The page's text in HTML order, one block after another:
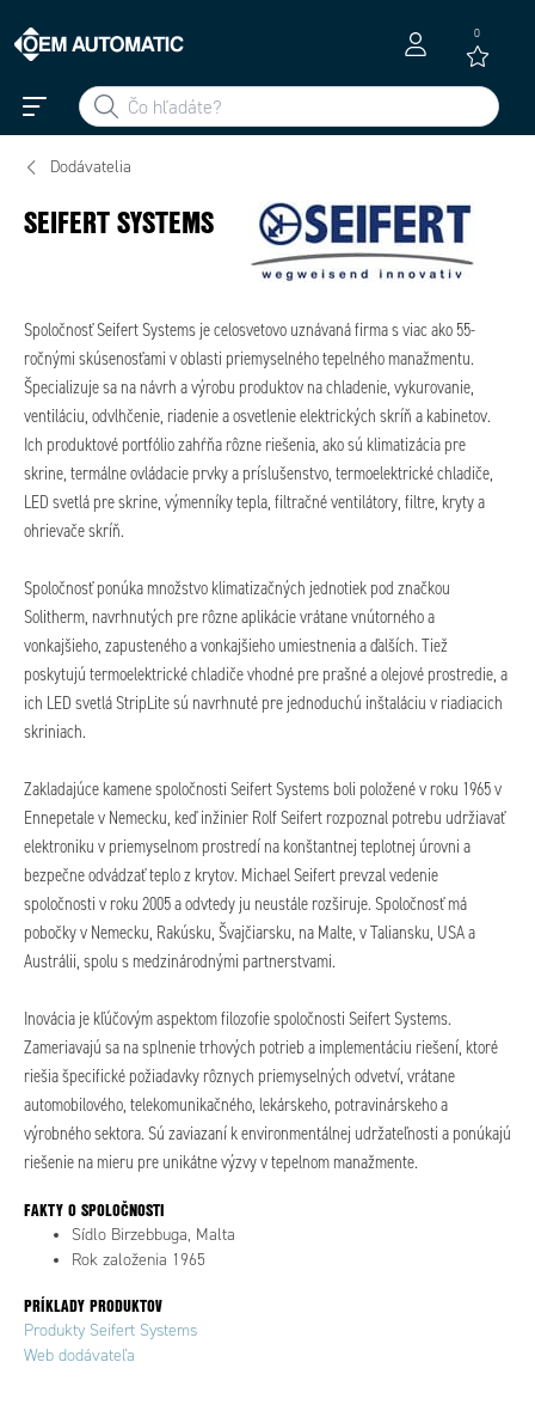
0
Dodávatelia
SEIFERT SYSTEMS
Spoločnosť Seifert Systems je celosvetovo uznávaná firma s viac ako 55-
ročnými skúsenosťami v oblasti priemyselného tepelného manažmentu.
Špecializuje sa na návrh a výrobu produktov na chladenie, vykurovanie,
ventiláciu, odvlhčenie, riadenie a osvetlenie elektrických skríň a kabinetov.
Ich produktové portfólio zahŕňa rôzne riešenia, ako sú klimatizácia pre
skrine, termálne ovládacie prvky a príslušenstvo, termoelektrické chladiče,
LED svetlá pre skrine, výmenníky tepla, filtračné ventilátory, filtre, kryty a
ohrievače skríň.
Spoločnosť ponúka množstvo klimatizačných jednotiek pod značkou
Solitherm, navrhnutých pre rôzne aplikácie vrátane vnútorného a
vonkajšieho, zapusteného a vonkajšieho umiestnenia a ďalších. Tiež
poskytujú termoelektrické chladiče vhodné pre prašné a olejové prostredie, a
ich LED svetlá StripLite sú navrhnuté pre jednoduchú inštaláciu v riadiacich
skriniach.
Zakladajúce kamene spoločnosti Seifert Systems boli položené v roku 1965 v
Ennepetale v Nemecku, keď inžinier Rolf Seifert rozpoznal potrebu udržiavať
elektroniku v priemyselnom prostredí na konštantnej teplotnej úrovni a
bezpečne odvádzať teplo z krytov. Michael Seifert prevzal vedenie
spoločnosti v roku 2005 a odvtedy ju neustále rozširuje. Spoločnosť má
pobočky v Nemecku, Rakúsku, Švajčiarsku, na Malte, v Taliansku, USA a
Austrálii, spolu s medzinárodnými partnerstvami.
Inovácia je kľúčovým aspektom filozofie spoločnosti Seifert Systems.
Zameriavajú sa na splnenie trhových potrieb a implementáciu riešení, ktoré
riešia špecifické požiadavky rôznych priemyselných odvetví, vrátane
automobilového, telekomunikačného, lekárskeho, potravinárskeho a
výrobného sektora. Sú zaviazaní k environmentálnej udržateľnosti a ponúkajú
riešenie na mieru pre unikátne výzvy v tepelnom manažmente.
FAKTY O SPOLOČNOSTI
Sídlo Birzebbuga, Malta
Rok založenia 1965
PRÍKLADY PRODUKTOV
Produkty Seifert Systems
Web dodávateľa